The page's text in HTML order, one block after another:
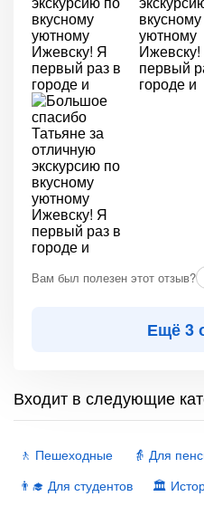
Вам был полезен этот отзыв?
Ещё 3
Входит в следующие
🚶 Пешеходные
👵 Для
👨‍🎓 Для студентов
🏛